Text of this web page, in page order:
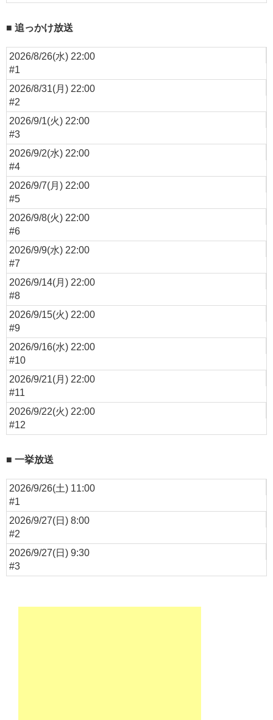
追っかけ放送
2026/8/26(水) 22:00
#1
2026/8/31(月) 22:00
#2
2026/9/1(火) 22:00
#3
2026/9/2(水) 22:00
#4
2026/9/7(月) 22:00
#5
2026/9/8(火) 22:00
#6
2026/9/9(水) 22:00
#7
2026/9/14(月) 22:00
#8
2026/9/15(火) 22:00
#9
2026/9/16(水) 22:00
#10
2026/9/21(月) 22:00
#11
2026/9/22(火) 22:00
#12
一挙放送
2026/9/26(土) 11:00
#1
2026/9/27(日) 8:00
#2
2026/9/27(日) 9:30
#3